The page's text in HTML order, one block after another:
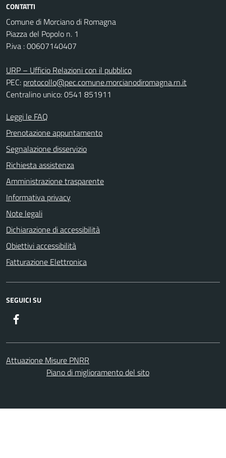
CONTATTI
Comune di Morciano di Romagna
Piazza del Popolo n. 1
P.iva : 00607140407
URP – Ufficio Relazioni con il pubblico
PEC: protocollo@pec.comune.morcianodiromagna.rn.it
Centralino unico: 0541 851911
Leggi le FAQ
Prenotazione appuntamento
Segnalazione disservizio
Richiesta assistenza
Amministrazione trasparente
Informativa privacy
Note legali
Dichiarazione di accessibilità
Obiettivi accessibilità
Fatturazione Elettronica
SEGUICI SU
Attuazione Misure PNRR
Piano di miglioramento del sito